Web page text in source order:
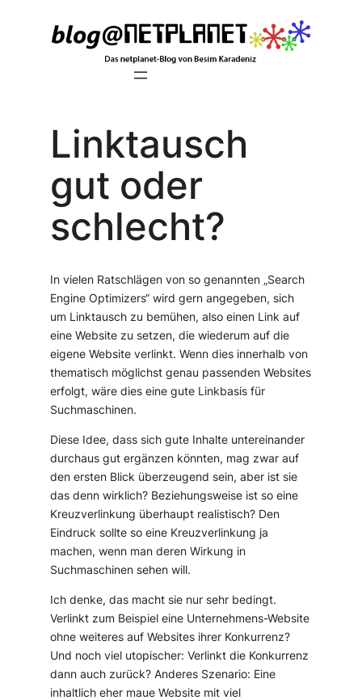
Linktausch
gut oder
schlecht?
In vielen Ratschlägen von so genannten „Search
Engine Optimizers“ wird gern angegeben, sich
um Linktausch zu bemühen, also einen Link auf
eine Website zu setzen, die wiederum auf die
eigene Website verlinkt. Wenn dies innerhalb von
thematisch möglichst genau passenden Websites
erfolgt, wäre dies eine gute Linkbasis für
Suchmaschinen.
Diese Idee, dass sich gute Inhalte untereinander
durchaus gut ergänzen könnten, mag zwar auf
den ersten Blick überzeugend sein, aber ist sie
das denn wirklich? Beziehungsweise ist so eine
Kreuzverlinkung überhaupt realistisch? Den
Eindruck sollte so eine Kreuzverlinkung ja
machen, wenn man deren Wirkung in
Suchmaschinen sehen will.
Ich denke, das macht sie nur sehr bedingt.
Verlinkt zum Beispiel eine Unternehmens-Website
ohne weiteres auf Websites ihrer Konkurrenz?
Und noch viel utopischer: Verlinkt die Konkurrenz
dann auch zurück? Anderes Szenario: Eine
inhaltlich eher maue Website mit viel